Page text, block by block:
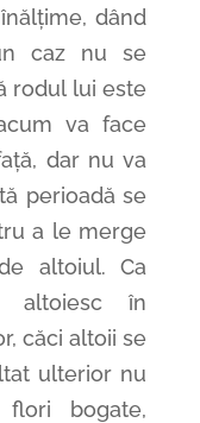
dând
caz nu se
rodul lui este
va face
dar nu va
perioadă se
a le merge
altoiul. Ca
altoiesc în
căci altoii se
ulterior nu
bogate,